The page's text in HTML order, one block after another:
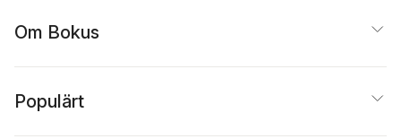
Om Bokus
Populärt